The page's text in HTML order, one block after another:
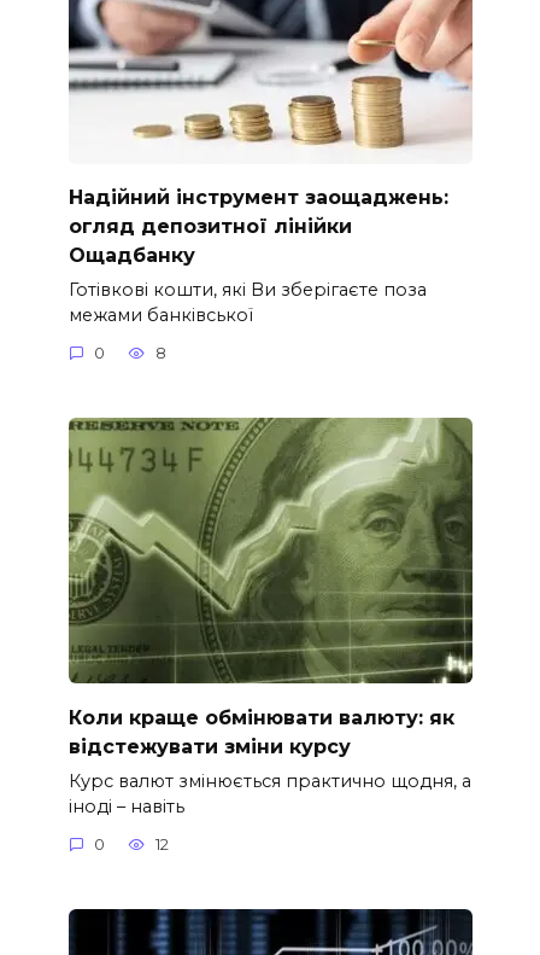
Надійний інструмент заощаджень:
огляд депозитної лінійки
Ощадбанку
Готівкові кошти, які Ви зберігаєте поза
межами банківської
0 8
Коли краще обмінювати валюту: як
відстежувати зміни курсу
Курс валют змінюється практично щодня, а
іноді – навіть
0 12